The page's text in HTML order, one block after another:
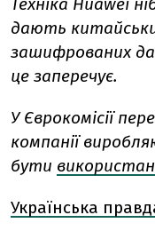
дають
зашифрованих
це заперечує.
У Єврокомісії
компанії
бути
Українська